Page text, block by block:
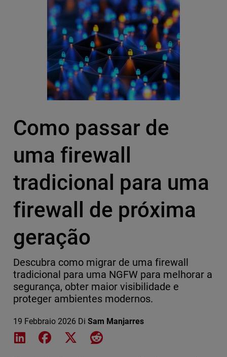
Como passar de
uma firewall
tradicional para uma
firewall de próxima
geração
Descubra como migrar de uma firewall
tradicional para uma NGFW para melhorar a
segurança, obter maior visibilidade e
proteger ambientes modernos.
19 Febbraio 2026 Di Sam Manjarres
Share on LinkedIn
Share on Facebook
Share on XShare on Reddit